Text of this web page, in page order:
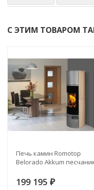
С ЭТИМ ТОВАРОМ
Печь камин Romotop
Belorado Akkum
199 195 ₽